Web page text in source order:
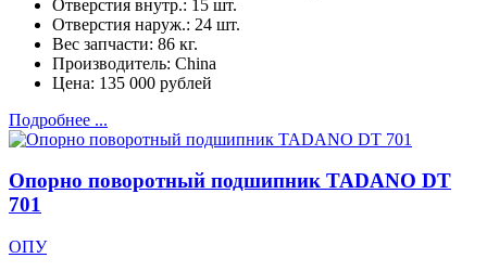
Отверстия внутр.: 15 шт.
Отверстия наруж.: 24 шт.
Вес запчасти: 86 кг.
Производитель: China
Цена: 135 000 рублей
Подробнее ...
Опорно поворотный подшипник TADANO DT
701
ОПУ